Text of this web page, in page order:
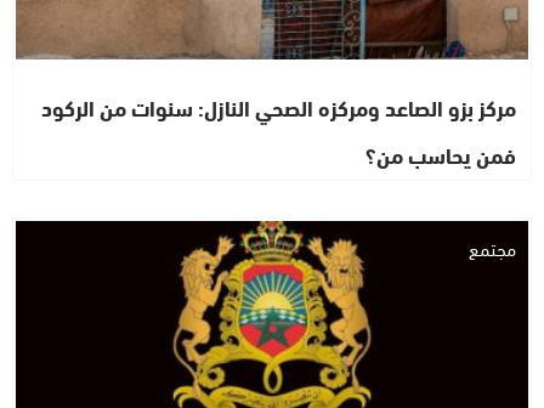
مركز بزو الصاعد ومركزه الصحي النازل: سنوات من الركود
فمن يحاسب من؟
مجتمع